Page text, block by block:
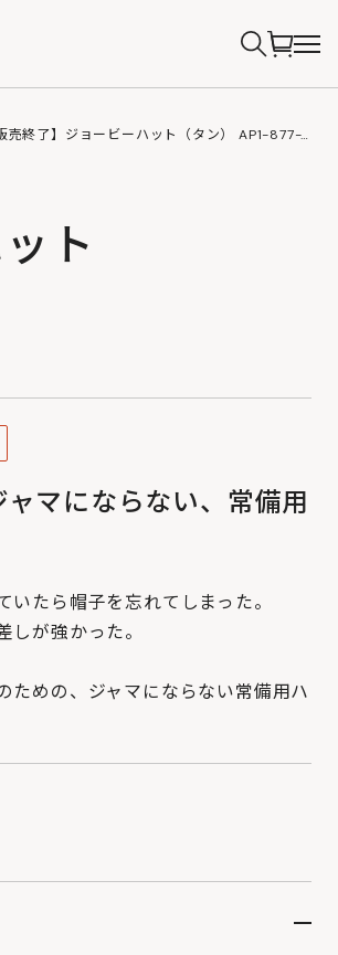
【販売終了】ジョービーハット（タン） AP1-877-TN
ト
マにならない、常備用
たら帽子を忘れてしまった。
が強かった。
ための、ジャマにならない常備用ハ